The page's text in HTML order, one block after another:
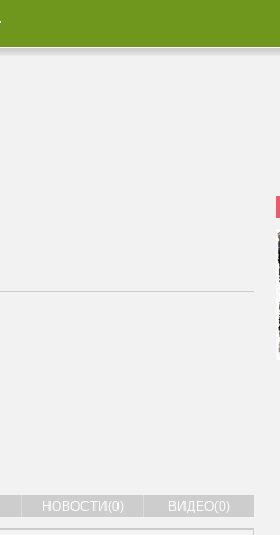
НОВОСТИ(0) ВИДЕО(0)